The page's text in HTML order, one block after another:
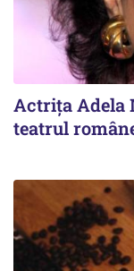
Actrița Adela
teatrul